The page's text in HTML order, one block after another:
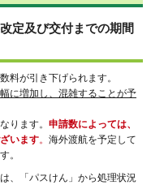
定及び交付までの期間
料が引き下げられます。
に増加し、混雑することが予
ります。 申請数によっては、
います。 海外渡航を予定して
。
、「パスけん」から処理状況